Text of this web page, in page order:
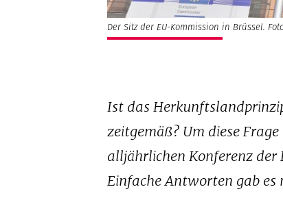
Der Sitz der EU-Kommission in Brüssel.
Ist das
zeitgemäß? Um diese
alljährlichen Konferenz der
Einfache Antworten gab es